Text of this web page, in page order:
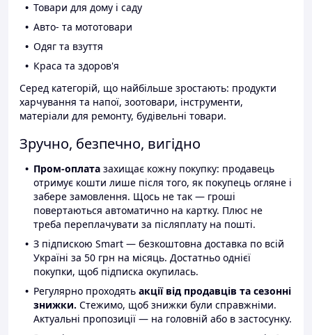
Товари для дому і саду
Авто- та мототовари
Одяг та взуття
Краса та здоров'я
Серед категорій, що найбільше зростають: продукти
харчування та напої, зоотовари, інструменти,
матеріали для ремонту, будівельні товари.
Зручно, безпечно, вигідно
Пром-оплата захищає кожну покупку: продавець
отримує кошти лише після того, як покупець огляне і
забере замовлення. Щось не так — гроші
повертаються автоматично на картку. Плюс не
треба переплачувати за післяплату на пошті.
З підпискою Smart — безкоштовна доставка по всій
Україні за 50 грн на місяць. Достатньо однієї
покупки, щоб підписка окупилась.
Регулярно проходять акції від продавців та сезонні
знижки. Стежимо, щоб знижки були справжніми.
Актуальні пропозиції — на головній або в застосунку.